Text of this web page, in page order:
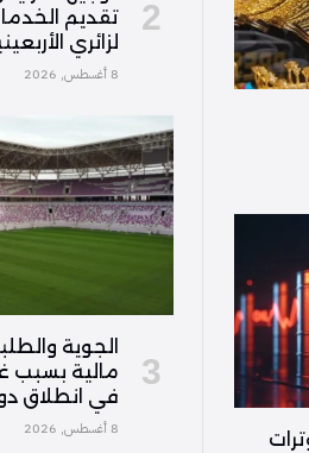
تقديم
لزائري
8 أغسطس, 2026
الجوية
مالية بسبب
في انطلاق
8 أغسطس, 2026